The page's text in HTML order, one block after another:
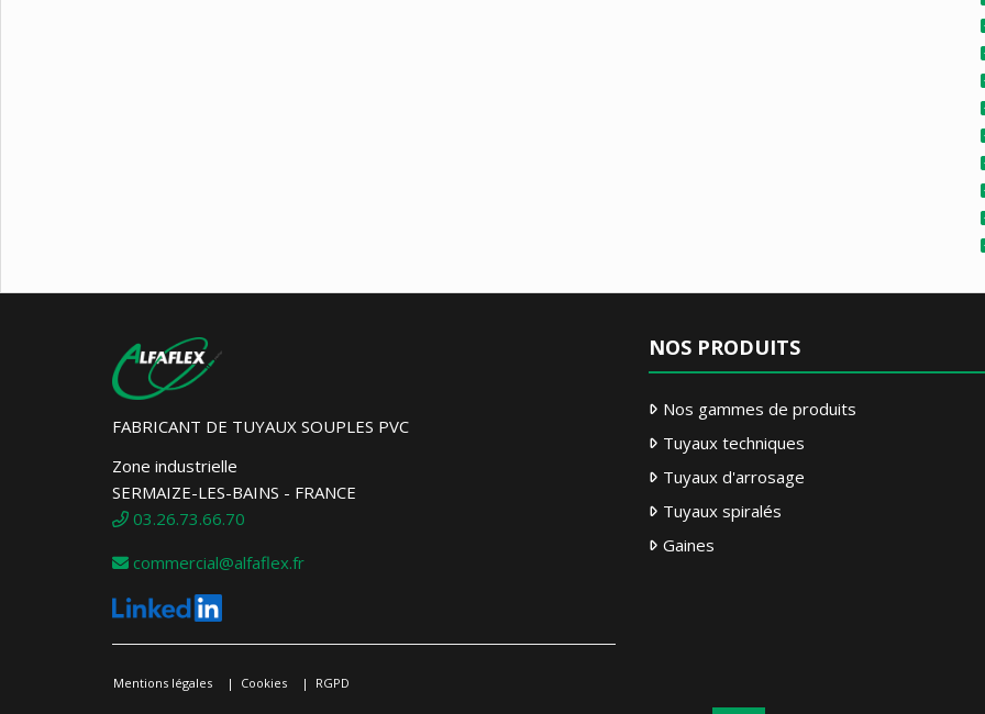
FABRICANT DE TUYAUX SOUPLES PVC
Zone industrielle
SERMAIZE-LES-BAINS - FRANCE
03.26.73.66.70
commercial@alfaflex.fr
Mentions légales Cookies RGPD
NOS PRODUITS
Nos gammes de produits
Tuyaux techniques
Tuyaux d'arrosage
Tuyaux spiralés
Gaines